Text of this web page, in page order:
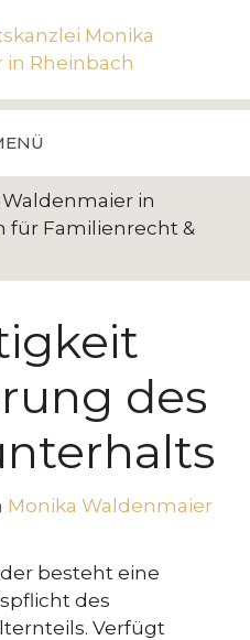
des
Monika Waldenmaier
besteht eine
des
Verfügt